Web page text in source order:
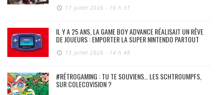
17 juillet 2026 - 10 h 37
IL Y A 25 ANS, LA GAME BOY ADVANCE RÉALISAIT UN RÊVE
DE JOUEURS : EMPORTER LA SUPER NINTENDO PARTOUT
13 juillet 2026 - 14 h 48
#RÉTROGAMING : TU TE SOUVIENS… LES SCHTROUMPFS,
SUR COLECOVISION ?